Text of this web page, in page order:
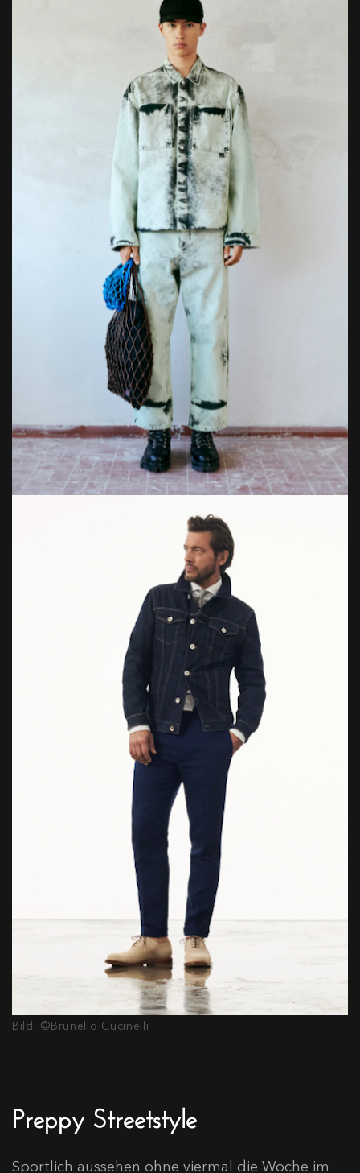
Bild: ©Brunello Cucinelli
Preppy Streetstyle
Sportlich aussehen ohne viermal die Woche im